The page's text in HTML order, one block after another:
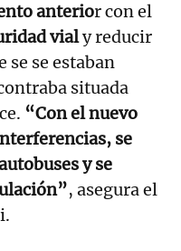
anterior con el
vialy reducir
se estaban
situada
“Con el nuevo
se
y se
, asegura el